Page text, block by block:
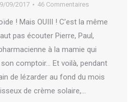
09/2017 46 Commentaires
! Mais OUIII ! C’est la même
pas écouter Pierre, Paul,
à la mamie qui
comptoir… Et voilà, pendant
de lézarder au fond du mois
de crème solaire,…